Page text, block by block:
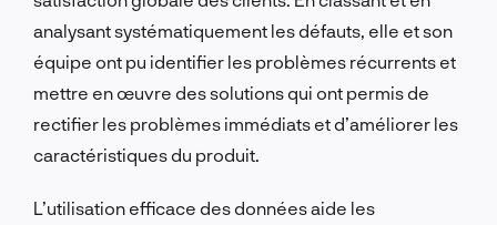
analysant systématiquement les défauts, elle et son
équipe ont pu identifier les problèmes récurrents et
mettre en œuvre des solutions qui ont permis de
rectifier les problèmes immédiats et d’améliorer les
caractéristiques du produit.
L’utilisation efficace des données aide les